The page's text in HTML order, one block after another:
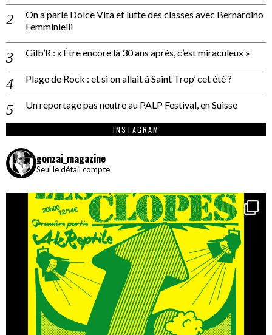
On a parlé Dolce Vita et lutte des classes avec Bernardino
Femminielli
Gilb’R : « Être encore là 30 ans après, c’est miraculeux »
Plage de Rock : et si on allait à Saint Trop’ cet été ?
Un reportage pas neutre au PALP Festival, en Suisse
INSTAGRAM
gonzai_magazine
Seul le détail compte.